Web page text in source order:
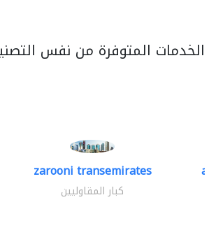
الخدمات المتوفرة من نفس
zarooni transemirates
كبار المقاوليين